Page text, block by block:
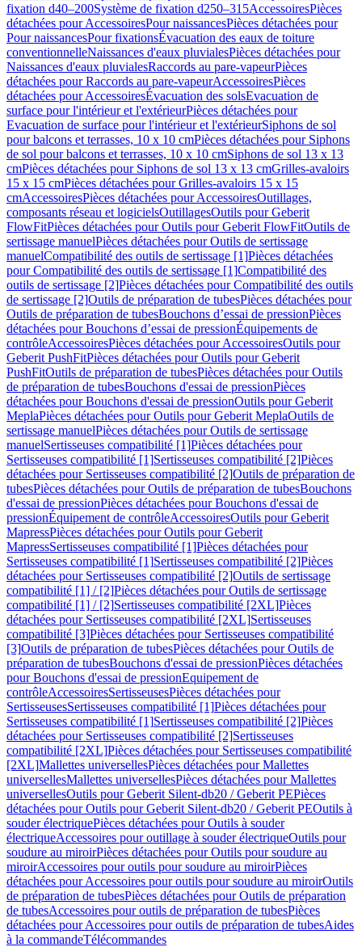
fixation d40–200Système de fixation d250–315AccessoiresPièces
détachées pour AccessoiresPour naissancesPièces détachées pour
Pour naissancesPour fixationsÉvacuation des eaux de toiture
conventionnelleNaissances d'eaux pluvialesPièces détachées pour
Naissances d'eaux pluvialesRaccords au pare-vapeurPièces
détachées pour Raccords au pare-vapeurAccessoiresPièces
détachées pour AccessoiresÉvacuation des solsEvacuation de
surface pour l'intérieur et l'extérieurPièces détachées pour
Evacuation de surface pour l'intérieur et l'extérieurSiphons de sol
pour balcons et terrasses, 10 x 10 cmPièces détachées pour Siphons
de sol pour balcons et terrasses, 10 x 10 cmSiphons de sol 13 x 13
cmPièces détachées pour Siphons de sol 13 x 13 cmGrilles-avaloirs
15 x 15 cmPièces détachées pour Grilles-avaloirs 15 x 15
cmAccessoiresPièces détachées pour AccessoiresOutillages,
composants réseau et logicielsOutillagesOutils pour Geberit
FlowFitPièces détachées pour Outils pour Geberit FlowFitOutils de
sertissage manuelPièces détachées pour Outils de sertissage
manuelCompatibilité des outils de sertissage [1]Pièces détachées
pour Compatibilité des outils de sertissage [1]Compatibilité des
outils de sertissage [2]Pièces détachées pour Compatibilité des outils
de sertissage [2]Outils de préparation de tubesPièces détachées pour
Outils de préparation de tubesBouchons d’essai de pressionPièces
détachées pour Bouchons d’essai de pressionÉquipements de
contrôleAccessoiresPièces détachées pour AccessoiresOutils pour
Geberit PushFitPièces détachées pour Outils pour Geberit
PushFitOutils de préparation de tubesPièces détachées pour Outils
de préparation de tubesBouchons d'essai de pressionPièces
détachées pour Bouchons d'essai de pressionOutils pour Geberit
MeplaPièces détachées pour Outils pour Geberit MeplaOutils de
sertissage manuelPièces détachées pour Outils de sertissage
manuelSertisseuses compatibilité [1]Pièces détachées pour
Sertisseuses compatibilité [1]Sertisseuses compatibilité [2]Pièces
détachées pour Sertisseuses compatibilité [2]Outils de préparation de
tubesPièces détachées pour Outils de préparation de tubesBouchons
d'essai de pressionPièces détachées pour Bouchons d'essai de
pressionÉquipement de contrôleAccessoiresOutils pour Geberit
MapressPièces détachées pour Outils pour Geberit
MapressSertisseuses compatibilité [1]Pièces détachées pour
Sertisseuses compatibilité [1]Sertisseuses compatibilité [2]Pièces
détachées pour Sertisseuses compatibilité [2]Outils de sertissage
compatibilité [1] / [2]Pièces détachées pour Outils de sertissage
compatibilité [1] / [2]Sertisseuses compatibilité [2XL]Pièces
détachées pour Sertisseuses compatibilité [2XL]Sertisseuses
compatibilité [3]Pièces détachées pour Sertisseuses compatibilité
[3]Outils de préparation de tubesPièces détachées pour Outils de
préparation de tubesBouchons d'essai de pressionPièces détachées
pour Bouchons d'essai de pressionEquipement de
contrôleAccessoiresSertisseusesPièces détachées pour
SertisseusesSertisseuses compatibilité [1]Pièces détachées pour
Sertisseuses compatibilité [1]Sertisseuses compatibilité [2]Pièces
détachées pour Sertisseuses compatibilité [2]Sertisseuses
compatibilité [2XL]Pièces détachées pour Sertisseuses compatibilité
[2XL]Mallettes universellesPièces détachées pour Mallettes
universellesMallettes universellesPièces détachées pour Mallettes
universellesOutils pour Geberit Silent-db20 / Geberit PEPièces
détachées pour Outils pour Geberit Silent-db20 / Geberit PEOutils à
souder électriquePièces détachées pour Outils à souder
électriqueAccessoires pour outillage à souder électriqueOutils pour
soudure au miroirPièces détachées pour Outils pour soudure au
miroirAccessoires pour outils pour soudure au miroirPièces
détachées pour Accessoires pour outils pour soudure au miroirOutils
de préparation de tubesPièces détachées pour Outils de préparation
de tubesAccessoires pour outils de préparation de tubesPièces
détachées pour Accessoires pour outils de préparation de tubesAides
à la commandeTélécommandes